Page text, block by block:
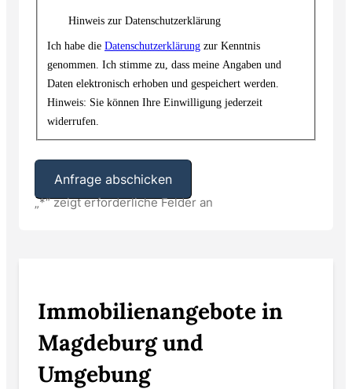
„*“ zeigt erforderliche Felder an
Hinweis zur Datenschutzerklärung
Ich habe die Datenschutzerklärung zur Kenntnis
genommen. Ich stimme zu, dass meine Angaben und
Daten elektronisch erhoben und gespeichert werden.
Hinweis: Sie können Ihre Einwilligung jederzeit
widerrufen.
Alternative:
Immobilienangebote in
Magdeburg und
Umgebung